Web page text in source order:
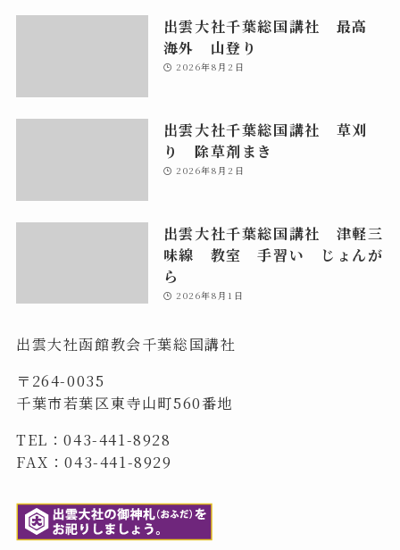
出雲大社千葉総国講社 最高
海外 山登り
2026年8月2日
出雲大社千葉総国講社 草刈
り 除草剤まき
2026年8月2日
出雲大社千葉総国講社 津軽三
味線 教室 手習い じょんが
ら
2026年8月1日
出雲大社函館教会千葉総国講社
〒264-0035
千葉市若葉区東寺山町560番地
TEL：043-441-8928
FAX：043-441-8929